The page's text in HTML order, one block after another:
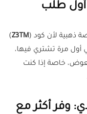
أول طلب
Z3TM
)
مرة تشتري فيها،
تتعوض، خاصة إذا كنت
وفر أكثر مع